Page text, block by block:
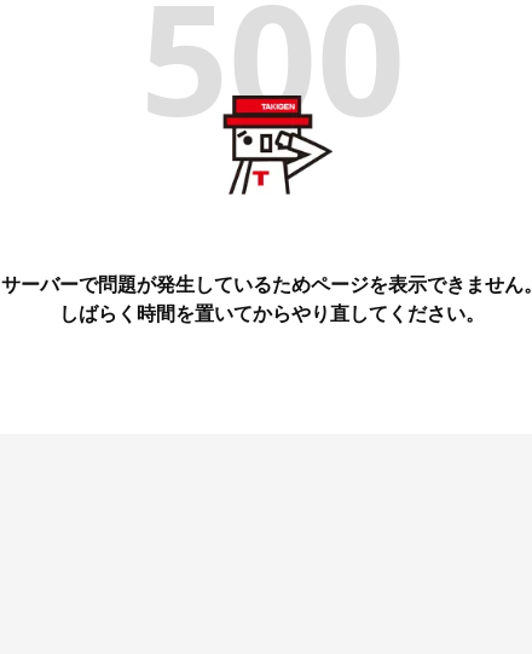
500
サーバーで問題が発生しているためページを表示できません。
しばらく時間を置いてからやり直してください。